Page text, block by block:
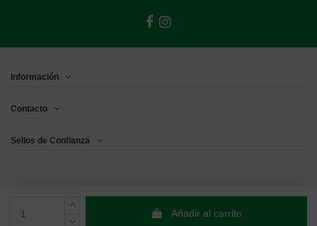
Añadir al carrito
Información
Contacto
Sellos de Confianza